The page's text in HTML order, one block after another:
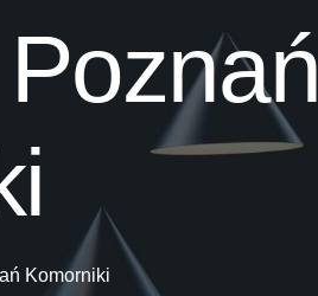
Komorniki